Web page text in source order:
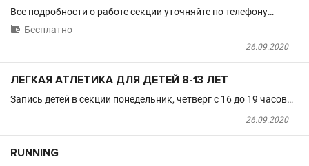
Все подробности о работе секции уточняйте по телефону…
 Бесплатно
26.09.2020
ЛЕГКАЯ АТЛЕТИКА ДЛЯ ДЕТЕЙ 8-13 ЛЕТ
Запись детей в секции понедельник, четверг с 16 до 19 часов…
26.09.2020
RUNNING